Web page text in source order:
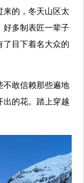
来的，冬天山区太
好多制表匠一辈子
了目下着名大众的
不敢信赖那些遍地
出的花。踏上穿越